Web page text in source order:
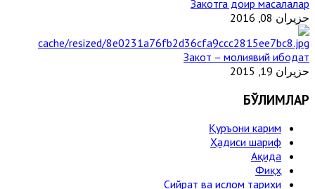
Закотга доир масалалар
حزيران 08, 2016
Закот – молиявий ибодат
حزيران 19, 2015
БЎЛИМЛАР
Қуръони карим
Ҳадиси шариф
Ақида
Фиқҳ
Сийрат ва ислом тарихи